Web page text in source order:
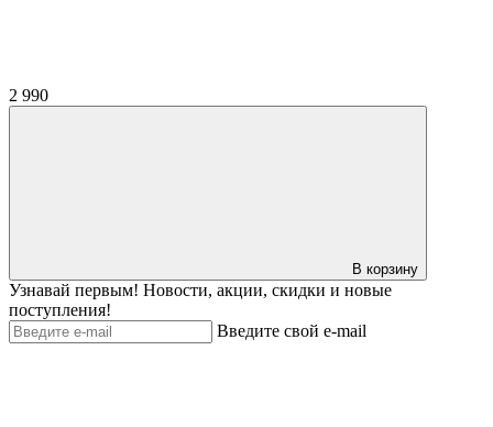
2 990
В корзину
Узнавай первым! Новости, акции, скидки и новые
поступления!
Введите свой e-mail